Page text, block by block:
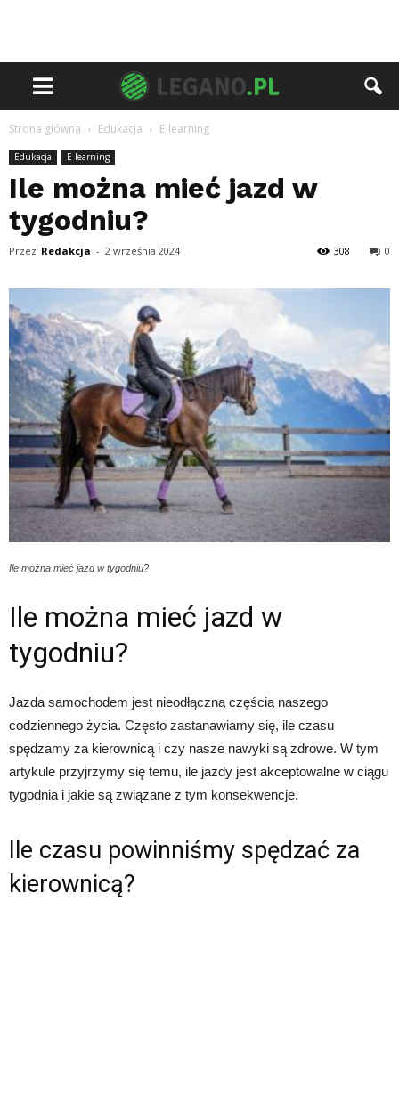
Strona główna Edukacja E-learning
Edukacja E-learning
Ile można mieć jazd w
tygodniu?
Przez Redakcja - 2 września 2024 0
308
Ile można mieć jazd w tygodniu?
Ile można mieć jazd w
tygodniu?
Jazda samochodem jest nieodłączną częścią naszego
codziennego życia. Często zastanawiamy się, ile czasu
spędzamy za kierownicą i czy nasze nawyki są zdrowe. W tym
artykule przyjrzymy się temu, ile jazdy jest akceptowalne w ciągu
tygodnia i jakie są związane z tym konsekwencje.
Ile czasu powinniśmy spędzać za
kierownicą?